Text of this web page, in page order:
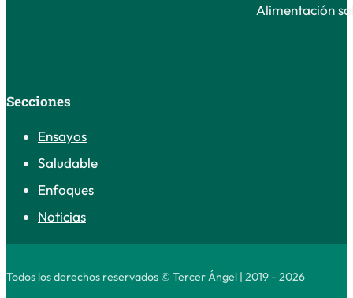
Alimentación
Secciones
Ensayos
Saludable
Enfoques
Noticias
Todos los derechos reservados © Tercer Ángel | 2019 - 2026